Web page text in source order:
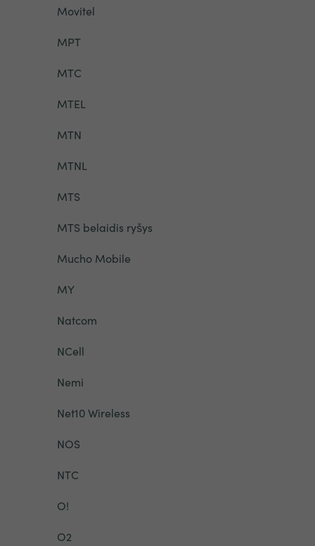
Movitel
MPT
MTC
MTEL
MTN
MTNL
MTS
MTS belaidis ryšys
Mucho Mobile
MY
Natcom
NCell
Nemi
Net10 Wireless
NOS
NTC
O!
O2